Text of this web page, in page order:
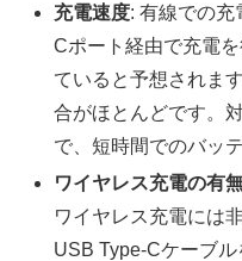
充電速度: 有線での充
Cポート経由で充電
ていると予想されま
合がほとんどです。
で、短時間でのバッ
ワイヤレス充電の有
ワイヤレス充電には
USB Type-Cケーブル